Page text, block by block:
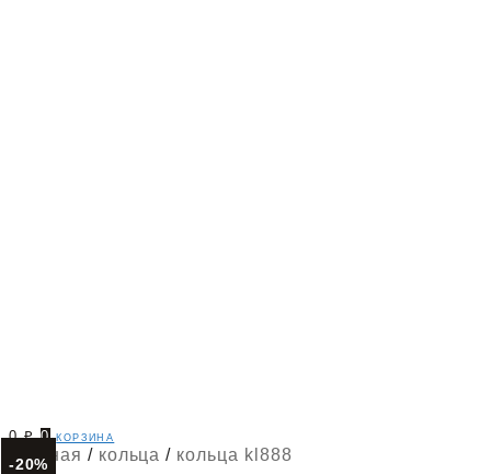
0₽ 0 корзина
главная / кольца / кольца kl888
-20%